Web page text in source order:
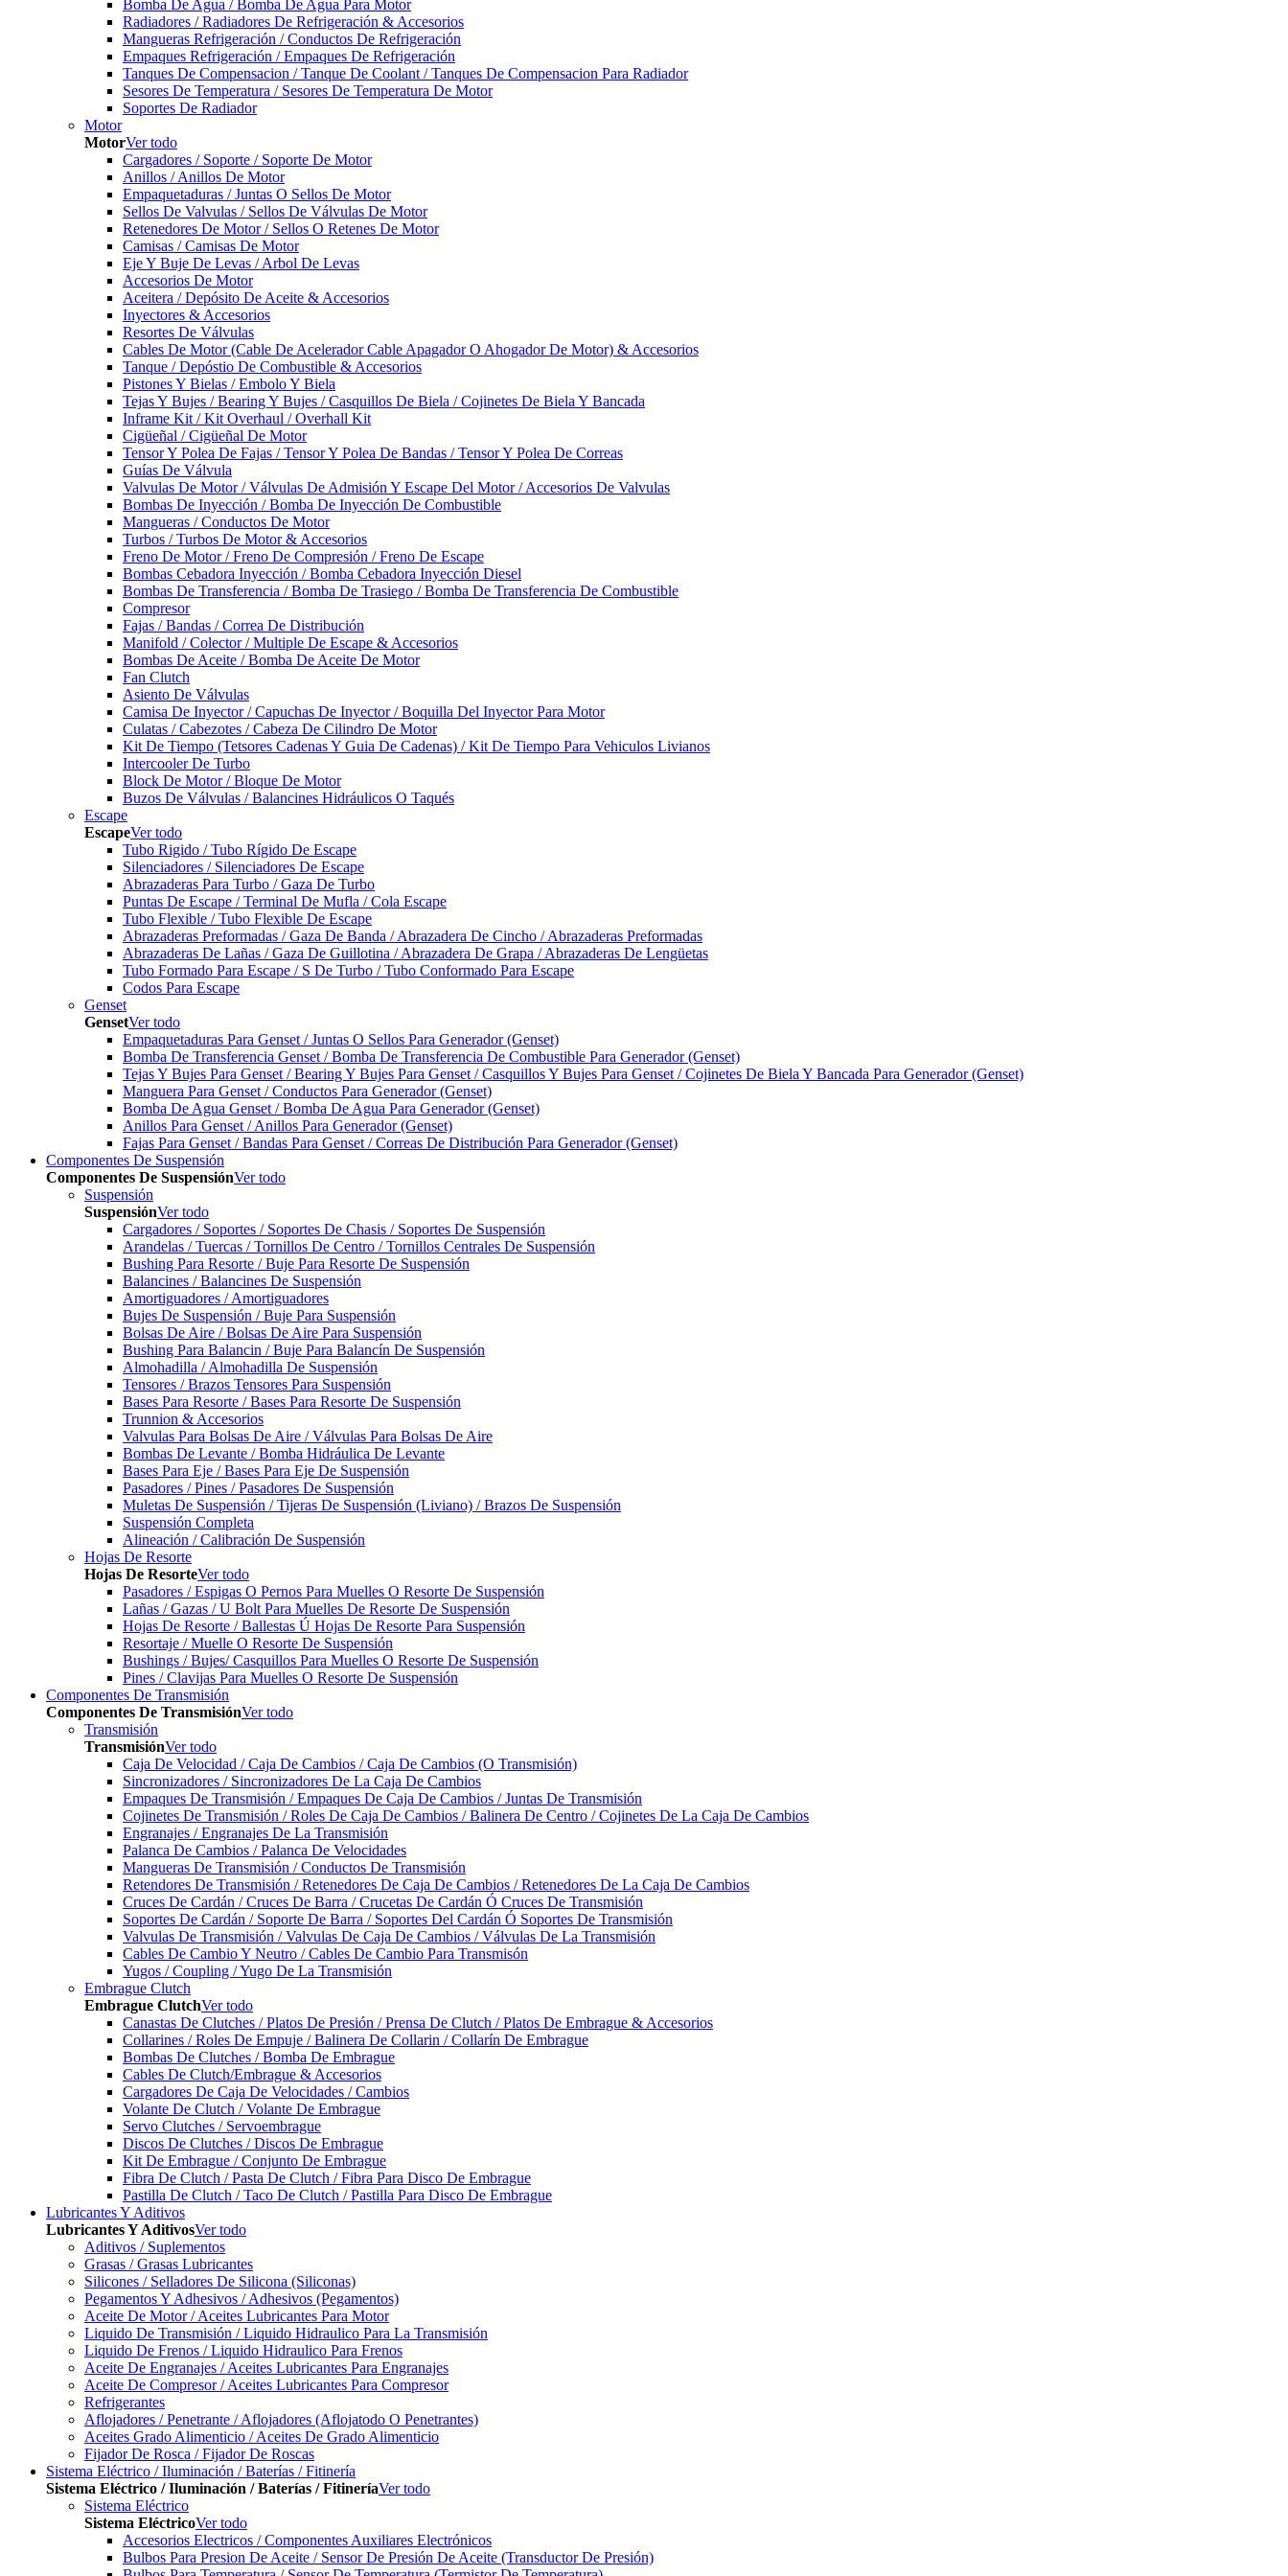
Bomba De Agua / Bomba De Agua Para Motor
Radiadores / Radiadores De Refrigeración & Accesorios
Mangueras Refrigeración / Conductos De Refrigeración
Empaques Refrigeración / Empaques De Refrigeración
Tanques De Compensacion / Tanque De Coolant / Tanques De Compensacion Para Radiador
Sesores De Temperatura / Sesores De Temperatura De Motor
Soportes De Radiador
Motor
MotorVer todo
Cargadores / Soporte / Soporte De Motor
Anillos / Anillos De Motor
Empaquetaduras / Juntas O Sellos De Motor
Sellos De Valvulas / Sellos De Válvulas De Motor
Retenedores De Motor / Sellos O Retenes De Motor
Camisas / Camisas De Motor
Eje Y Buje De Levas / Arbol De Levas
Accesorios De Motor
Aceitera / Depósito De Aceite & Accesorios
Inyectores & Accesorios
Resortes De Válvulas
Cables De Motor (Cable De Acelerador Cable Apagador O Ahogador De Motor) & Accesorios
Tanque / Depóstio De Combustible & Accesorios
Pistones Y Bielas / Embolo Y Biela
Tejas Y Bujes / Bearing Y Bujes / Casquillos De Biela / Cojinetes De Biela Y Bancada
Inframe Kit / Kit Overhaul / Overhall Kit
Cigüeñal / Cigüeñal De Motor
Tensor Y Polea De Fajas / Tensor Y Polea De Bandas / Tensor Y Polea De Correas
Guías De Válvula
Valvulas De Motor / Válvulas De Admisión Y Escape Del Motor / Accesorios De Valvulas
Bombas De Inyección / Bomba De Inyección De Combustible
Mangueras / Conductos De Motor
Turbos / Turbos De Motor & Accesorios
Freno De Motor / Freno De Compresión / Freno De Escape
Bombas Cebadora Inyección / Bomba Cebadora Inyección Diesel
Bombas De Transferencia / Bomba De Trasiego / Bomba De Transferencia De Combustible
Compresor
Fajas / Bandas / Correa De Distribución
Manifold / Colector / Multiple De Escape & Accesorios
Bombas De Aceite / Bomba De Aceite De Motor
Fan Clutch
Asiento De Válvulas
Camisa De Inyector / Capuchas De Inyector / Boquilla Del Inyector Para Motor
Culatas / Cabezotes / Cabeza De Cilindro De Motor
Kit De Tiempo (Tetsores Cadenas Y Guia De Cadenas) / Kit De Tiempo Para Vehiculos Livianos
Intercooler De Turbo
Block De Motor / Bloque De Motor
Buzos De Válvulas / Balancines Hidráulicos O Taqués
Escape
EscapeVer todo
Tubo Rigido / Tubo Rígido De Escape
Silenciadores / Silenciadores De Escape
Abrazaderas Para Turbo / Gaza De Turbo
Puntas De Escape / Terminal De Mufla / Cola Escape
Tubo Flexible / Tubo Flexible De Escape
Abrazaderas Preformadas / Gaza De Banda / Abrazadera De Cincho / Abrazaderas Preformadas
Abrazaderas De Lañas / Gaza De Guillotina / Abrazadera De Grapa / Abrazaderas De Lengüetas
Tubo Formado Para Escape / S De Turbo / Tubo Conformado Para Escape
Codos Para Escape
Genset
GensetVer todo
Empaquetaduras Para Genset / Juntas O Sellos Para Generador (Genset)
Bomba De Transferencia Genset / Bomba De Transferencia De Combustible Para Generador (Genset)
Tejas Y Bujes Para Genset / Bearing Y Bujes Para Genset / Casquillos Y Bujes Para Genset / Cojinetes De Biela Y Bancada Para Generador (Genset)
Manguera Para Genset / Conductos Para Generador (Genset)
Bomba De Agua Genset / Bomba De Agua Para Generador (Genset)
Anillos Para Genset / Anillos Para Generador (Genset)
Fajas Para Genset / Bandas Para Genset / Correas De Distribución Para Generador (Genset)
Componentes De Suspensión
Componentes De SuspensiónVer todo
Suspensión
SuspensiónVer todo
Cargadores / Soportes / Soportes De Chasis / Soportes De Suspensión
Arandelas / Tuercas / Tornillos De Centro / Tornillos Centrales De Suspensión
Bushing Para Resorte / Buje Para Resorte De Suspensión
Balancines / Balancines De Suspensión
Amortiguadores / Amortiguadores
Bujes De Suspensión / Buje Para Suspensión
Bolsas De Aire / Bolsas De Aire Para Suspensión
Bushing Para Balancin / Buje Para Balancín De Suspensión
Almohadilla / Almohadilla De Suspensión
Tensores / Brazos Tensores Para Suspensión
Bases Para Resorte / Bases Para Resorte De Suspensión
Trunnion & Accesorios
Valvulas Para Bolsas De Aire / Válvulas Para Bolsas De Aire
Bombas De Levante / Bomba Hidráulica De Levante
Bases Para Eje / Bases Para Eje De Suspensión
Pasadores / Pines / Pasadores De Suspensión
Muletas De Suspensión / Tijeras De Suspensión (Liviano) / Brazos De Suspensión
Suspensión Completa
Alineación / Calibración De Suspensión
Hojas De Resorte
Hojas De ResorteVer todo
Pasadores / Espigas O Pernos Para Muelles O Resorte De Suspensión
Lañas / Gazas / U Bolt Para Muelles De Resorte De Suspensión
Hojas De Resorte / Ballestas Ú Hojas De Resorte Para Suspensión
Resortaje / Muelle O Resorte De Suspensión
Bushings / Bujes/ Casquillos Para Muelles O Resorte De Suspensión
Pines / Clavijas Para Muelles O Resorte De Suspensión
Componentes De Transmisión
Componentes De TransmisiónVer todo
Transmisión
TransmisiónVer todo
Caja De Velocidad / Caja De Cambios / Caja De Cambios (O Transmisión)
Sincronizadores / Sincronizadores De La Caja De Cambios
Empaques De Transmisión / Empaques De Caja De Cambios / Juntas De Transmisión
Cojinetes De Transmisión / Roles De Caja De Cambios / Balinera De Centro / Cojinetes De La Caja De Cambios
Engranajes / Engranajes De La Transmisión
Palanca De Cambios / Palanca De Velocidades
Mangueras De Transmisión / Conductos De Transmisión
Retendores De Transmisión / Retenedores De Caja De Cambios / Retenedores De La Caja De Cambios
Cruces De Cardán / Cruces De Barra / Crucetas De Cardán Ó Cruces De Transmisión
Soportes De Cardán / Soporte De Barra / Soportes Del Cardán Ó Soportes De Transmisión
Valvulas De Transmisión / Valvulas De Caja De Cambios / Válvulas De La Transmisión
Cables De Cambio Y Neutro / Cables De Cambio Para Transmisón
Yugos / Coupling / Yugo De La Transmisión
Embrague Clutch
Embrague ClutchVer todo
Canastas De Clutches / Platos De Presión / Prensa De Clutch / Platos De Embrague & Accesorios
Collarines / Roles De Empuje / Balinera De Collarin / Collarín De Embrague
Bombas De Clutches / Bomba De Embrague
Cables De Clutch/Embrague & Accesorios
Cargadores De Caja De Velocidades / Cambios
Volante De Clutch / Volante De Embrague
Servo Clutches / Servoembrague
Discos De Clutches / Discos De Embrague
Kit De Embrague / Conjunto De Embrague
Fibra De Clutch / Pasta De Clutch / Fibra Para Disco De Embrague
Pastilla De Clutch / Taco De Clutch / Pastilla Para Disco De Embrague
Lubricantes Y Aditivos
Lubricantes Y AditivosVer todo
Aditivos / Suplementos
Grasas / Grasas Lubricantes
Silicones / Selladores De Silicona (Siliconas)
Pegamentos Y Adhesivos / Adhesivos (Pegamentos)
Aceite De Motor / Aceites Lubricantes Para Motor
Liquido De Transmisión / Liquido Hidraulico Para La Transmisión
Liquido De Frenos / Liquido Hidraulico Para Frenos
Aceite De Engranajes / Aceites Lubricantes Para Engranajes
Aceite De Compresor / Aceites Lubricantes Para Compresor
Refrigerantes
Aflojadores / Penetrante / Aflojadores (Aflojatodo O Penetrantes)
Aceites Grado Alimenticio / Aceites De Grado Alimenticio
Fijador De Rosca / Fijador De Roscas
Sistema Eléctrico / Iluminación / Baterías / Fitinería
Sistema Eléctrico / Iluminación / Baterías / FitineríaVer todo
Sistema Eléctrico
Sistema EléctricoVer todo
Accesorios Electricos / Componentes Auxiliares Electrónicos
Bulbos Para Presion De Aceite / Sensor De Presión De Aceite (Transductor De Presión)